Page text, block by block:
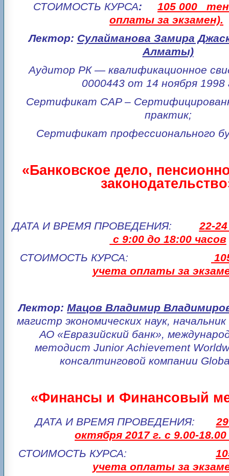
СТОИМОСТЬ КУРСА: 105 000
оплаты за экзамен).
Лектор: Сулайманова Замира
Алматы)
Аудитор РК — квалификационное
0000443 от 14 ноября 1998
Сертификат CAP –
практик;
Сертификат профессионального
«Банковское дело,
ДАТА И ВРЕМЯ ПРОВЕДЕНИЯ:
22-
с 9:00 до 18:00 часов
СТОИМОСТЬ КУРСА:
учета оплаты за
Лектор: Мацов Владимир
магистр экономических наук,
АО «Евразийский банк»,
методист Junior Achievement
консалтинговой компании
«Финансы и Финансовый
ДАТА И ВРЕМЯ ПРОВЕДЕНИЯ:
октября 2017 г. с 9.00-
СТОИМОСТЬ КУРСА:
учета оплаты за